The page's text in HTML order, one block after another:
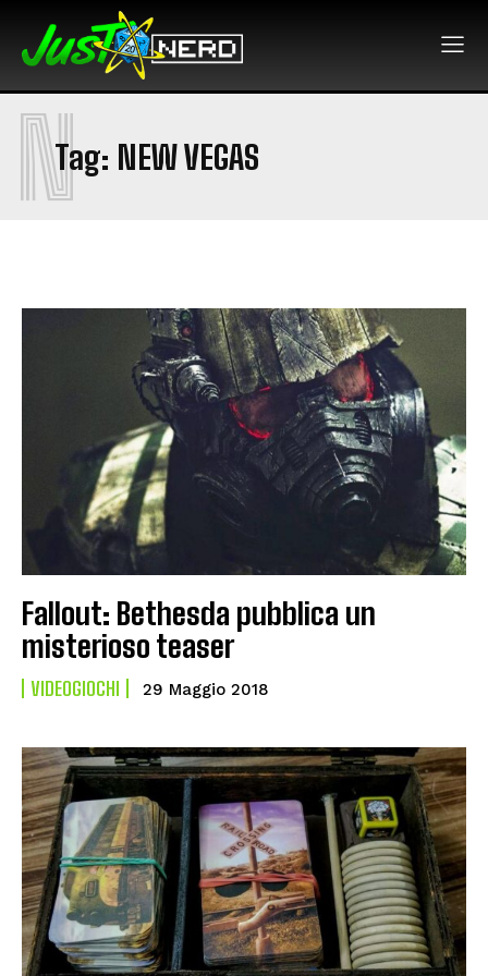
Tag: NEW VEGAS
N
Fallout: Bethesda pubblica un
misterioso teaser
VIDEOGIOCHI 29 Maggio 2018